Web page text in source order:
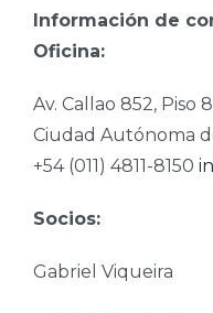
Información de
Oficina:
Av. Callao 852, Piso
Ciudad Autónoma
+54 (011) 4811-8150
Socios:
Gabriel Viqueira